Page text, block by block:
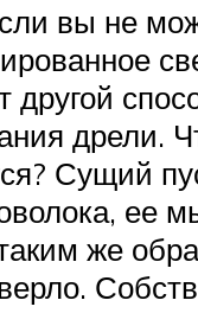
вы не
другой
дрели.
Сущий
ее
же